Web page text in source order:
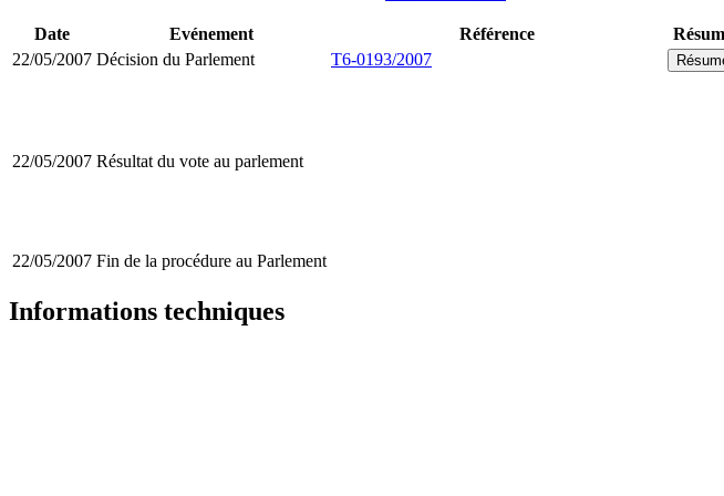
Date Evénement Référence
22/05/2007 Décision du Parlement T6-0193/2007
22/05/2007 Résultat du vote au parlement
22/05/2007 Fin de la procédure au Parlement
Informations techniques